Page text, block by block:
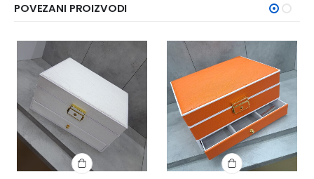
POVEZANI PROIZVODI